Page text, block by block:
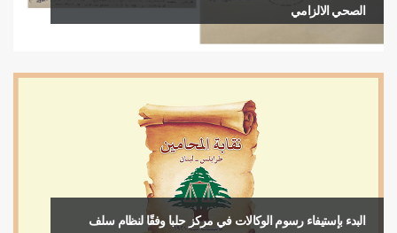
الصحي الالزامي
البدء بإستيفاء رسوم الوكالات في مركز حلبا وفقًا لنظام سلف